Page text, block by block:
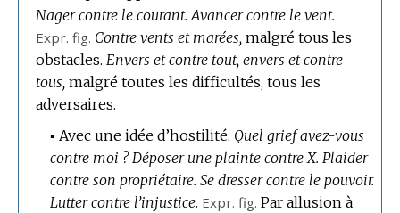
Nager contre le courant. Avancer contre le vent.
Expr. fig. Contre vents et marées, malgré tous les
obstacles. Envers et contre tout, envers et contre
tous, malgré toutes les difficultés, tous les
adversaires.
▪ Avec une idée d’hostilité. Quel grief avez-vous
contre moi ? Déposer une plainte contre X. Plaider
contre son propriétaire. Se dresser contre le pouvoir.
Lutter contre l’injustice. Expr. fig. Par allusion à